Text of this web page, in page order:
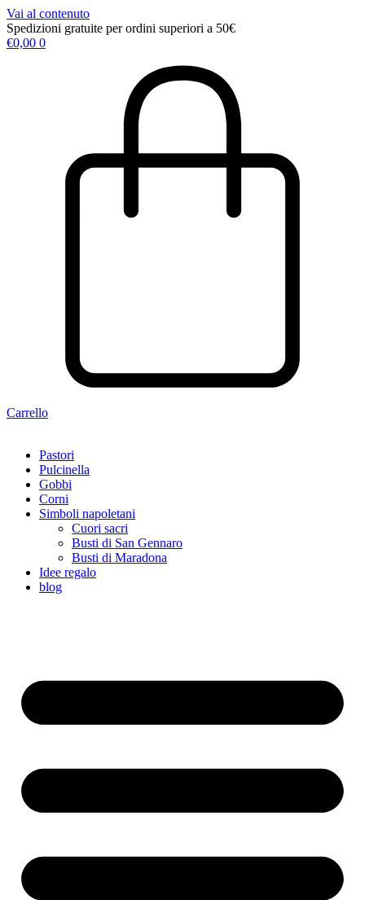
Vai al contenuto
Spedizioni gratuite per ordini superiori a 50€
€0,00 0
Carrello
Pastori
Pulcinella
Gobbi
Corni
Simboli napoletani
Cuori sacri
Busti di San Gennaro
Busti di Maradona
Idee regalo
blog